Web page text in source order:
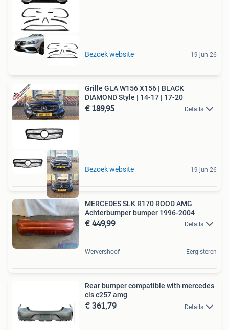
Bezoek website 19 jun 26
Grille GLA W156 X156 | BLACK
DIAMOND Style | 14-17 | 17-20
€ 189,95 Details
Bezoek website 19 jun 26
MERCEDES SLK R170 ROOD AMG
Achterbumper bumper 1996-2004
€ 449,99 Details
Wervershoof Eergisteren
Rear bumper compatible with mercedes
cls c257 amg
€ 361,79 Details